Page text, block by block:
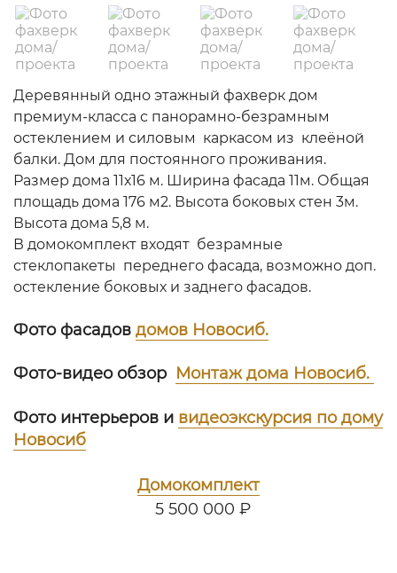
Деревянный одно этажный фахверк дом
премиум-класса с панорамно-безрамным
остеклением и силовым каркасом из клеёной
балки. Дом для постоянного проживания.
Размер дома 11х16 м. Ширина фасада 11м. Общая
площадь дома 176 м2. Высота боковых стен 3м.
Высота дома 5,8 м.
В домокомплект входят безрамные
стеклопакеты переднего фасада, возможно доп.
остекление боковых и заднего фасадов.
Фото фасадов домов Новосиб.
Фото-видео обзор Монтаж дома Новосиб.
Фото интерьеров и видеоэкскурсия по дому
Новосиб
Домокомплект
5 500 000 ₽